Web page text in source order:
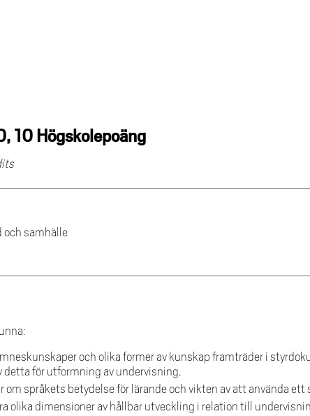
10 Högskolepoäng
samhälle
och olika former av kunskap framträder i
för utformning av undervisning,
om språkets betydelse för lärande och vikten av att använda
olika dimensioner av hållbar utveckling i relation till